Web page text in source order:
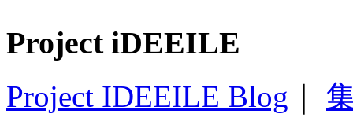
Project iDEEILE
Project IDEEILE Blog